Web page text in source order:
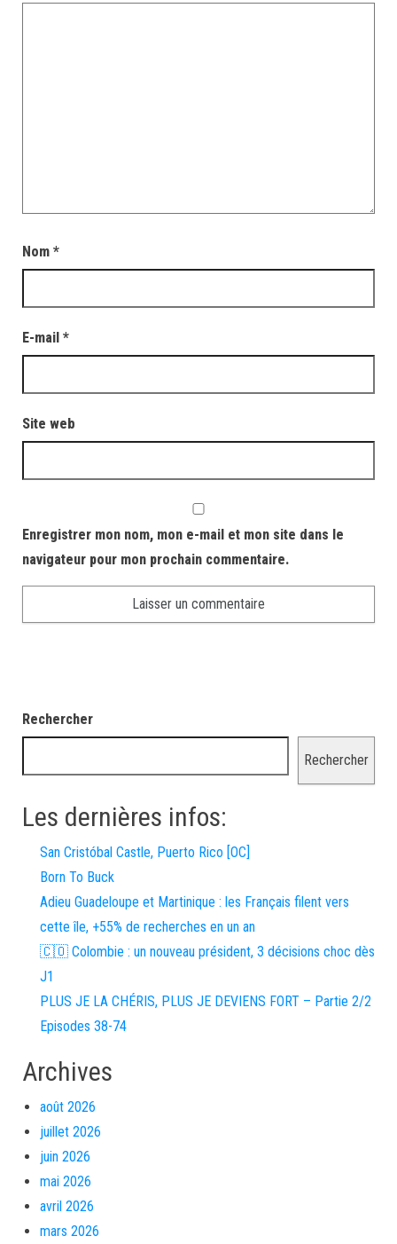
Nom *
E-mail *
Site web
Enregistrer mon nom, mon e-mail et mon site dans le
navigateur pour mon prochain commentaire.
Rechercher
Rechercher
Les dernières infos:
San Cristóbal Castle, Puerto Rico [OC]
Born To Buck
Adieu Guadeloupe et Martinique : les Français filent vers
cette île, +55% de recherches en un an
🇨🇴 Colombie : un nouveau président, 3 décisions choc dès
J1
PLUS JE LA CHÉRIS, PLUS JE DEVIENS FORT – Partie 2/2
Episodes 38-74
Archives
août 2026
juillet 2026
juin 2026
mai 2026
avril 2026
mars 2026